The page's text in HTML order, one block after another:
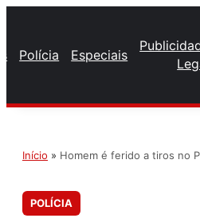
Polícia Especiais
Início » Homem é ferido a tiros no
POLÍCIA